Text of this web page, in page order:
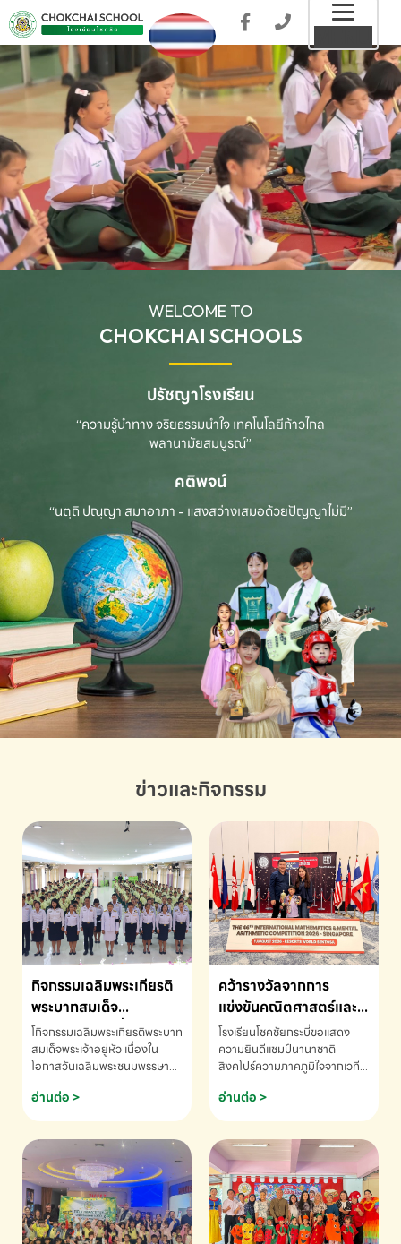
WELCOME TO
CHOKCHAI SCHOOLS
ปรัชญาโรงเรียน
“ความรู้นำทาง จริยธรรมนำใจ เทคโนโลยีก้าวไกล
พลานามัยสมบูรณ์”
คติพจน์
“นตฺถิ ปณฺญา สมาอาภา - แสงสว่างเสมอด้วยปัญญาไม่มี”
ข่าวและกิจกรรม
กิจกรรมเฉลิมพระเกียรติ
พระบาทสมเด็จ
พระเจ้าอยู่หัว เนื่องใน
โอกาสวันเฉลิม
พระชนมพรรษา
โกิจกรรมเฉลิมพระเกียรติพระบาท
สมเด็จพระเจ้าอยู่หัว เนื่องใน
โอกาสวันเฉลิมพระชนมพรรษา
ข้อมูลเพิ่มเติม โทร. 075-691910
อ่านต่อ >
คว้ารางวัลจากการ
แข่งขันคณิตศาสตร์และ
คณิตคิดเร็วนานาชาติ
ครั้งที่ 46 ประจำปี 2569
ณ ประเทศสิงคโปร์
โรงเรียนโชคชัยกระบี่ขอแสดง
ความยินดีแชมป์นานาชาติ
สิงคโปร์ความภาคภูมิใจจากเวที
ด.ช.พัทธนันท์ พรหมพันธ์ ชั้น
อนุบาล EP K3 โรงเรียนโชคชัย
แข่งขันคณิตศาสตร์และคณิตคิด
เร็วนานาชาติ ครั้งที่ 46 ประจำปี
2569 ณ ประเทศสิงคโปร์
INTERNATIONAL
MATHEMATICS AND
MENTAL ARITHMETIC
อ่านต่อ >